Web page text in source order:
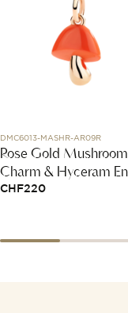
DMC6013-MASHR-AR09R
Rose Gold Mushroom
Charm & Hyceram
CHF220